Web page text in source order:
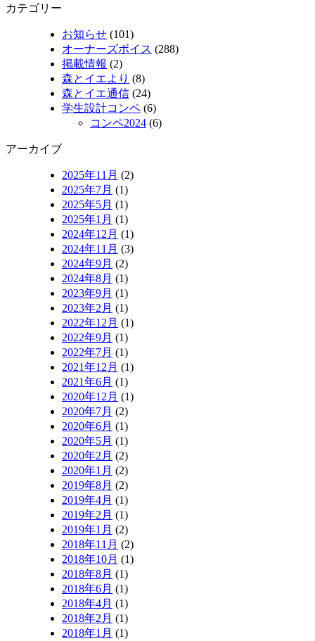
カテゴリー
お知らせ (101)
オーナーズボイス (288)
掲載情報 (2)
森とイエより (8)
森とイエ通信 (24)
学生設計コンペ (6)
コンペ2024 (6)
アーカイブ
2025年11月 (2)
2025年7月 (1)
2025年5月 (1)
2025年1月 (1)
2024年12月 (1)
2024年11月 (3)
2024年9月 (2)
2024年8月 (1)
2023年9月 (1)
2023年2月 (1)
2022年12月 (1)
2022年9月 (1)
2022年7月 (1)
2021年12月 (1)
2021年6月 (1)
2020年12月 (1)
2020年7月 (2)
2020年6月 (1)
2020年5月 (1)
2020年2月 (2)
2020年1月 (2)
2019年8月 (2)
2019年4月 (1)
2019年2月 (1)
2019年1月 (2)
2018年11月 (2)
2018年10月 (1)
2018年8月 (1)
2018年6月 (1)
2018年4月 (1)
2018年2月 (1)
2018年1月 (1)